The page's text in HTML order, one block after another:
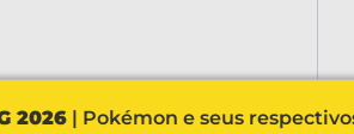
2026 | Pokémon e seus